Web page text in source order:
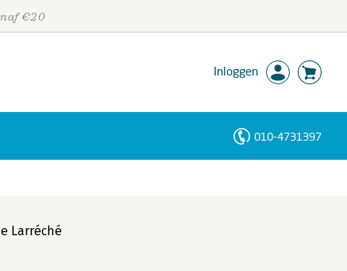
€20
Inloggen
010-4731397
Larréché